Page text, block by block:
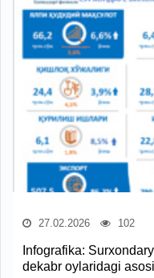
27.02.2026 102
Infografika:
dekabr oylaridagi